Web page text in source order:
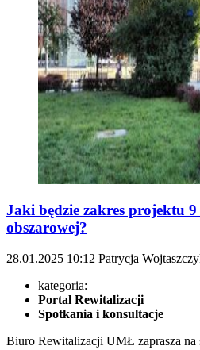
Jaki będzie zakres projektu
obszarowej?
28.01.2025 10:12 Patrycja
kategoria:
Portal Rewitalizacji
Spotkania i konsultacje
Biuro Rewitalizacji UMŁ zaprasza na